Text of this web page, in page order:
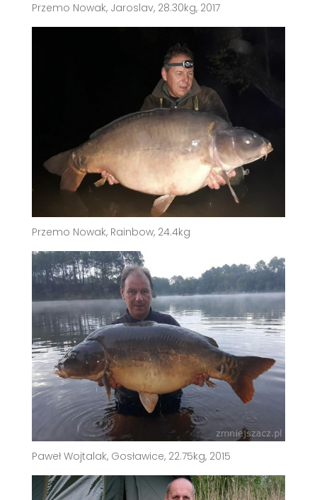
Przemo Nowak, Jaroslav, 28.30kg, 2017
Przemo Nowak, Rainbow, 24.4kg
Paweł Wojtalak, Gosławice, 22.75kg, 2015